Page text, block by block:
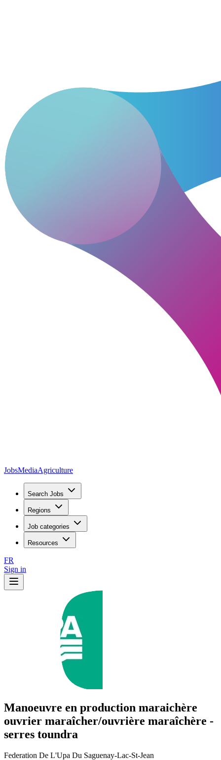
JobsMediaAgriculture
Search Jobs
Regions
Job categories
Resources
FR
Sign in
Manoeuvre en production maraichère
ouvrier maraîcher/ouvrière maraîchère -
serres toundra
Federation De L'Upa Du Saguenay-Lac-St-Jean